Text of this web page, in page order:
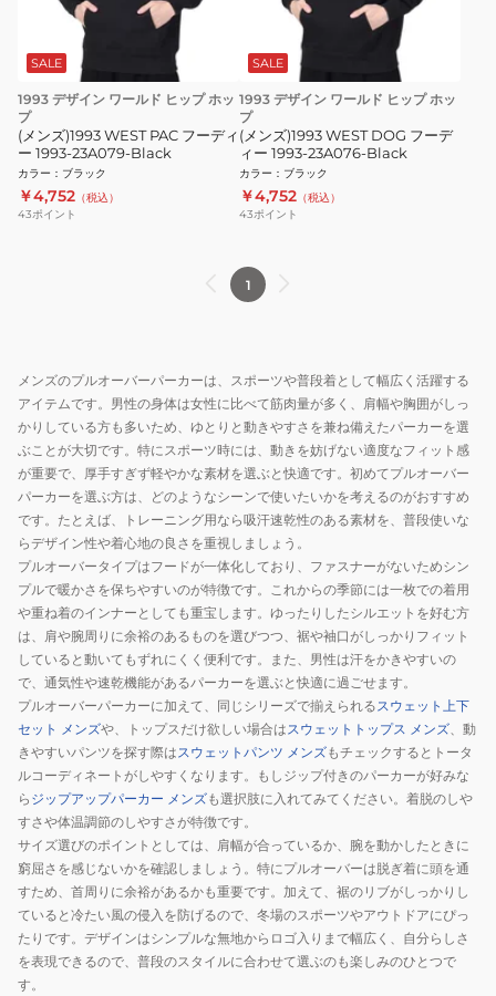
SALE
1993 デザイン ワールド ヒップ ホッ
プ
(メンズ)1993 WEST PAC フーディ
ー 1993-23A079-Black
カラー ： ブラック
￥4,752 （税込）
43ポイント
SALE
1993 デザイン ワールド ヒップ ホッ
プ
(メンズ)1993 WEST DOG フーデ
ィー 1993-23A076-Black
カラー ： ブラック
￥4,752 （税込）
43ポイント
1
メンズのプルオーバーパーカーは、スポーツや普段着として幅広く活躍する
アイテムです。男性の身体は女性に比べて筋肉量が多く、肩幅や胸囲がしっ
かりしている方も多いため、ゆとりと動きやすさを兼ね備えたパーカーを選
ぶことが大切です。特にスポーツ時には、動きを妨げない適度なフィット感
が重要で、厚手すぎず軽やかな素材を選ぶと快適です。初めてプルオーバー
パーカーを選ぶ方は、どのようなシーンで使いたいかを考えるのがおすすめ
です。たとえば、トレーニング用なら吸汗速乾性のある素材を、普段使いな
らデザイン性や着心地の良さを重視しましょう。
プルオーバータイプはフードが一体化しており、ファスナーがないためシン
プルで暖かさを保ちやすいのが特徴です。これからの季節には一枚での着用
や重ね着のインナーとしても重宝します。ゆったりしたシルエットを好む方
は、肩や腕周りに余裕のあるものを選びつつ、裾や袖口がしっかりフィット
していると動いてもずれにくく便利です。また、男性は汗をかきやすいの
で、通気性や速乾機能があるパーカーを選ぶと快適に過ごせます。
プルオーバーパーカーに加えて、同じシリーズで揃えられるスウェット上下
セット メンズや、トップスだけ欲しい場合はスウェットトップス メンズ、動
きやすいパンツを探す際はスウェットパンツ メンズもチェックするとトータ
ルコーディネートがしやすくなります。もしジップ付きのパーカーが好みな
ら ジップアップパーカー メンズも選択肢に入れてみてください。着脱のしや
すさや体温調節のしやすさが特徴です。
サイズ選びのポイントとしては、肩幅が合っているか、腕を動かしたときに
窮屈さを感じないかを確認しましょう。特にプルオーバーは脱ぎ着に頭を通
すため、首周りに余裕があるかも重要です。加えて、裾のリブがしっかりし
ていると冷たい風の侵入を防げるので、冬場のスポーツやアウトドアにぴっ
たりです。デザインはシンプルな無地からロゴ入りまで幅広く、自分らしさ
を表現できるので、普段のスタイルに合わせて選ぶのも楽しみのひとつで
す。